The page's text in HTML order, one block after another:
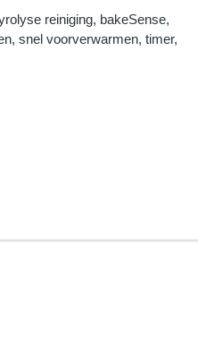
reiniging, bakeSense,
snel voorverwarmen, timer,